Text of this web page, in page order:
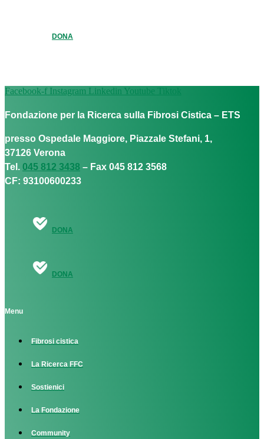
DONA
Facebook-f Instagram Linkedin Youtube Tiktok
Fondazione per la Ricerca sulla Fibrosi Cistica – ETS
presso Ospedale Maggiore, Piazzale Stefani, 1,
37126 Verona
Tel. 045 812 3438 – Fax 045 812 3568
CF: 93100600233
DONA
DONA
Menu
Fibrosi cistica
La Ricerca FFC
Sostienici
La Fondazione
Community